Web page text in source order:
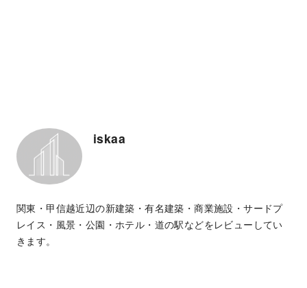
iskaa
関東・甲信越近辺の新建築・有名建築・商業施設・サードプ
レイス・風景・公園・ホテル・道の駅などをレビューしてい
きます。